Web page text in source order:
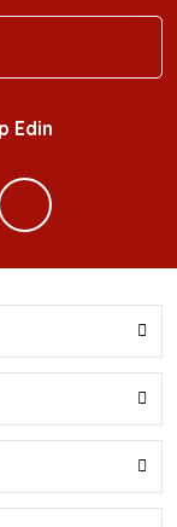
Edin